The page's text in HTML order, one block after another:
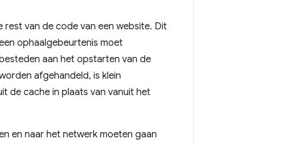
van de code van een website. Dit
ophaalgebeurtenis moet
aan het opstarten van de
afgehandeld, is klein
de cache in plaats van vanuit het
en naar het netwerk moeten gaan